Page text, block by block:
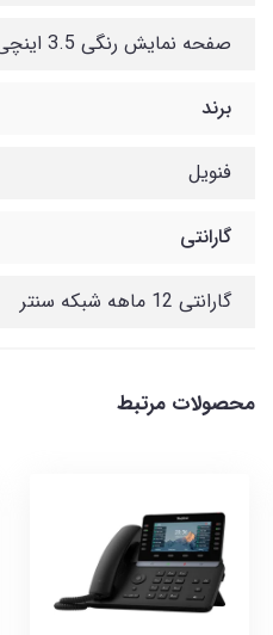
صفحه نمایش رنگی 3.5 اینچی
برند
فنویل
گارانتی
گارانتی 12 ماهه شبکه سنتر
محصولات مرتبط